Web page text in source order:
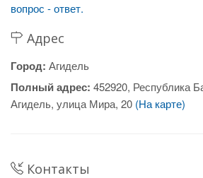
вопрос - ответ.
Адрес
Город: Агидель
Полный адрес: 452920, Республика
Агидель, улица Мира, 20 (На карте)
Контакты